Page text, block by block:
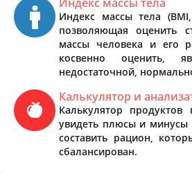
Индекс массы тела
позволяющая оценить
массы человека и его
косвенно оценить,
недостаточной,
Калькулятор и
Калькулятор продуктов
увидеть плюсы и минусы
составить рацион,
сбалансирован.